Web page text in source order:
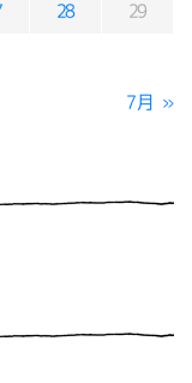
28 29
7月 »